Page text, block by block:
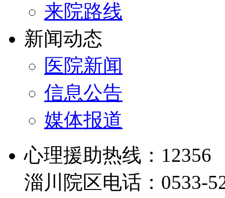
来院路线
新闻动态
医院新闻
信息公告
媒体报道
心理援助热线：12356
淄川院区电话：0533-